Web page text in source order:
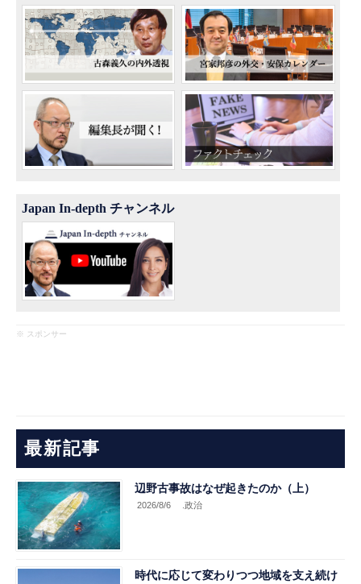
Japan In-depth チャンネル
※ スポンサー
最新記事
辺野古事故はなぜ起きたのか（上）
2026/8/6 .政治
時代に応じて変わりつつ地域を支え続け